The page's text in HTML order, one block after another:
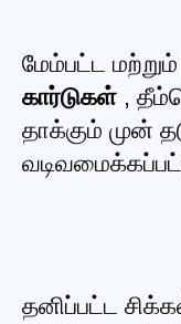
மேம்பட்ட
கார்டுகள் ,
தாக்கும் முன்
தனிப்பட்ட